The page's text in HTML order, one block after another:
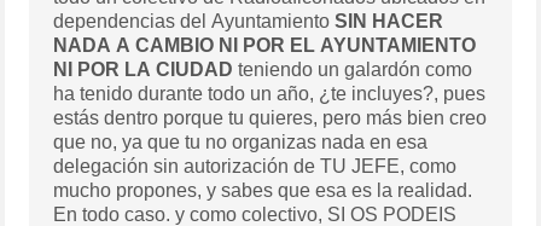
dependencias del AyuntamientoSIN HACER
NADA A CAMBIO NI POR EL AYUNTAMIENTO
NI POR LA CIUDAD teniendo un galardón como
ha tenido durante todo un año, ¿te incluyes?, pues
estás dentro porque tu quieres, pero más bien creo
que no, ya que tu no organizas nada en esa
delegación sin autorización de TU JEFE, como
mucho propones, y sabes que esa es la realidad.
En todo caso. y como colectivo, SI OS PODEIS